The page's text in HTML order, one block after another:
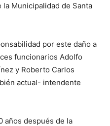
Municipalidad de Santa
por este daño a
funcionarios Adolfo
y Roberto Carlos
actual- intendente
años después de la